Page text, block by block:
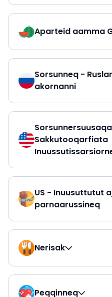
Aparteid aamma
Sorsunneq -
akornanni
Sakkutooqarfiata
US - Inuusuttutut
parnaarussineq
Nerisak
Peqqinneq